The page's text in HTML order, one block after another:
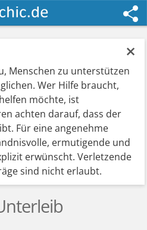
×
Menschen zu unterstützen
Wer Hilfe braucht,
möchte, ist
achten darauf, dass der
Für eine angenehme
ermutigende und
erwünscht. Verletzende
sind nicht erlaubt.